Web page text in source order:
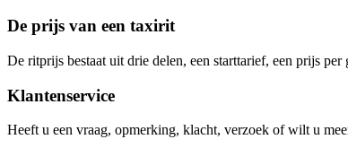
De prijs van een taxirit
De ritprijs bestaat uit drie delen, een starttarief, een prijs
Klantenservice
Heeft u een vraag, opmerking, klacht, verzoek of wilt u